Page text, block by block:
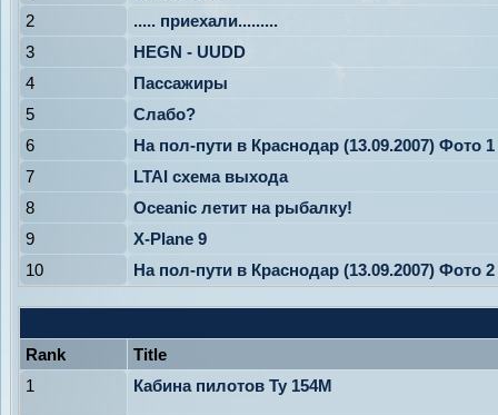
2
..... приехали.........
3
HEGN - UUDD
4
Пассажиры
5
Слабо?
6
На пол-пути в Краснодар (13.09.2007) Фото 1
7
LTAI схема выхода
8
Oceanic летит на рыбалку!
9
X-Plane 9
10
На пол-пути в Краснодар (13.09.2007) Фото 2
Rank
Title
1
Кабина пилотов Ту 154М